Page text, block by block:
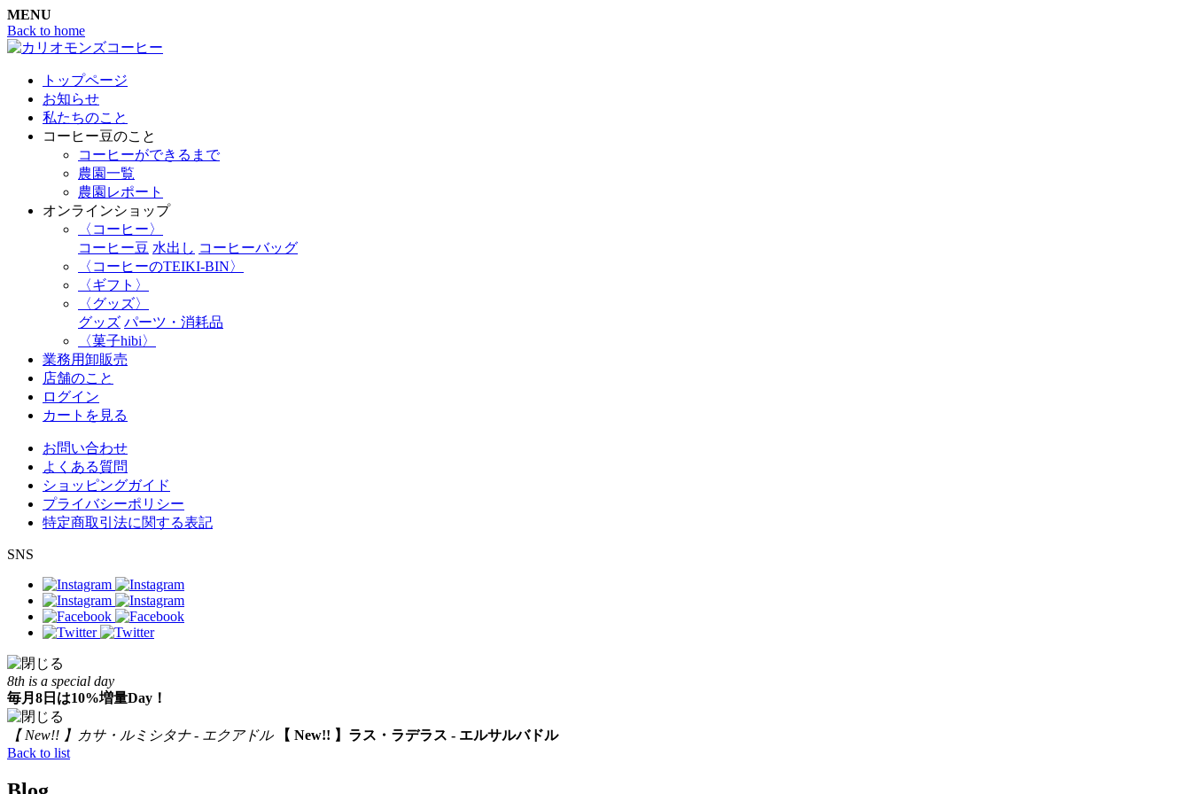
MENU
Back to home
トップページ
お知らせ
私たちのこと
コーヒー豆のこと
コーヒーができるまで
農園一覧
農園レポート
オンラインショップ
〈コーヒー〉
コーヒー豆 水出し コーヒーバッグ
〈コーヒーのTEIKI-BIN〉
〈ギフト〉
〈グッズ〉
グッズ パーツ・消耗品
〈菓子hibi〉
業務用卸販売
店舗のこと
ログイン
カートを見る
お問い合わせ
よくある質問
ショッピングガイド
プライバシーポリシー
特定商取引法に関する表記
SNS
8th is a special day
毎月8日は10%増量Day！
【 New!! 】カサ・ルミシタナ - エクアドル
【 New!! 】ラス・ラデラス - エルサルバドル
Back to list